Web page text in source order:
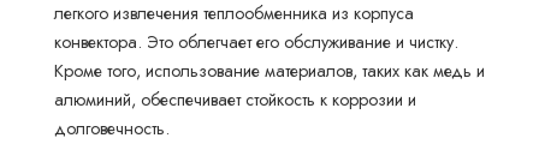
легкого извлечения теплообменника из корпуса
конвектора. Это облегчает его обслуживание и чистку.
Кроме того, использование материалов, таких как медь и
алюминий, обеспечивает стойкость к коррозии и
долговечность.